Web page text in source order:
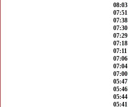
08:03
07:51
07:38
07:30
07:29
07:18
07:11
07:06
07:04
07:00
05:47
05:46
05:44
05:41